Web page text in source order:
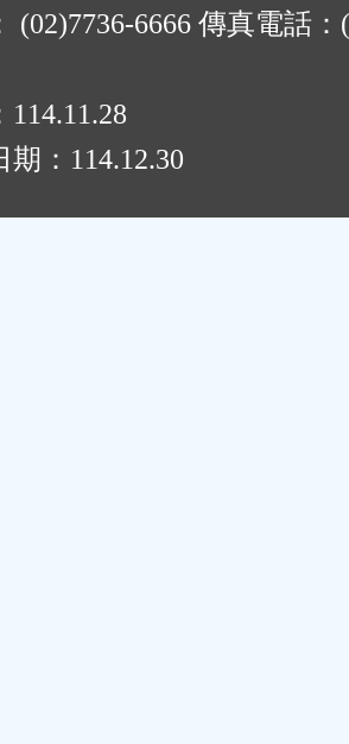
(02)7736-6666 傳真電話：
114.11.28
： 114.12.30